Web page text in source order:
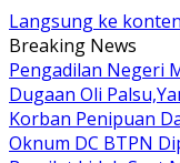
Langsung ke konten
Breaking News
Pengadilan Negeri
Dugaan Oli
Korban Penipuan
Oknum DC BTPN